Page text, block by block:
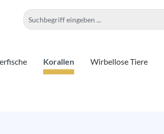
Korallen Wirbellose Tiere